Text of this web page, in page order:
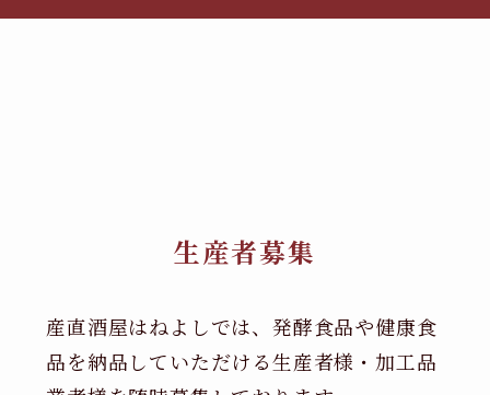
生産者募集
産直酒屋はねよしでは、発酵食品や健康食
品を納品していただける生産者様・加工品